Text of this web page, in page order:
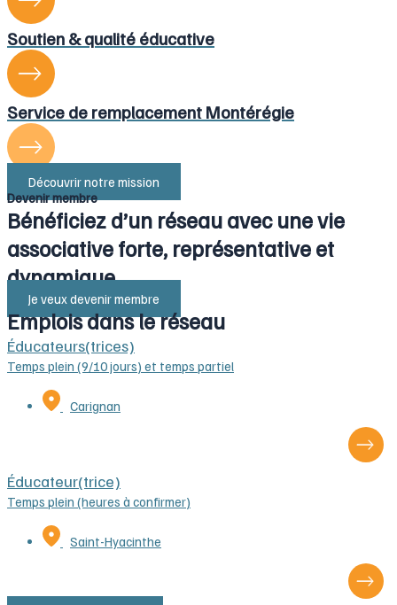
Soutien & qualité éducative
Service de remplacement Montérégie
Découvrir notre mission
Devenir membre
Bénéficiez d’un réseau avec une vie
associative forte, représentative et
dynamique.
Je veux devenir membre
Emplois dans le réseau
Éducateurs(trices)
Temps plein (9/10 jours) et temps partiel
Carignan
Éducateur(trice)
Temps plein (heures à confirmer)
Saint-Hyacinthe